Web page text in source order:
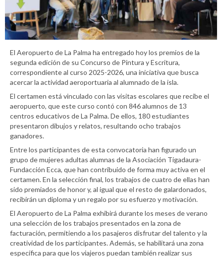
El Aeropuerto de La Palma ha entregado hoy los premios de la
segunda edición de su Concurso de Pintura y Escritura,
correspondiente al curso 2025-2026, una iniciativa que busca
acercar la actividad aeroportuaria al alumnado de la isla.
El certamen está vinculado con las visitas escolares que recibe el
aeropuerto, que este curso contó con 846 alumnos de 13
centros educativos de La Palma. De ellos, 180 estudiantes
presentaron dibujos y relatos, resultando ocho trabajos
ganadores.
Entre los participantes de esta convocatoria han figurado un
grupo de mujeres adultas alumnas de la Asociación Tigadaura-
Fundacción Ecca, que han contribuido de forma muy activa en el
certamen. En la selección final, los trabajos de cuatro de ellas han
sido premiados de honor y, al igual que el resto de galardonados,
recibirán un diploma y un regalo por su esfuerzo y motivación.
El Aeropuerto de La Palma exhibirá durante los meses de verano
una selección de los trabajos presentados en la zona de
facturación, permitiendo a los pasajeros disfrutar del talento y la
creatividad de los participantes. Además, se habilitará una zona
específica para que los viajeros puedan también realizar sus